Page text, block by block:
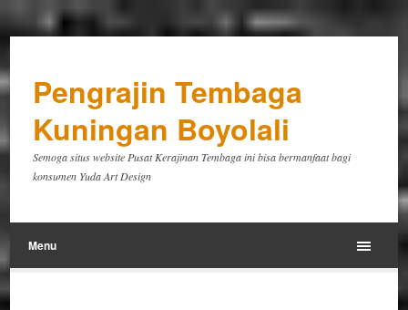
Pengrajin Tembaga
Kuningan Boyolali
Semoga situs website Pusat Kerajinan Tembaga ini bisa bermanfaat bagi
konsumen Yuda Art Design
Menu